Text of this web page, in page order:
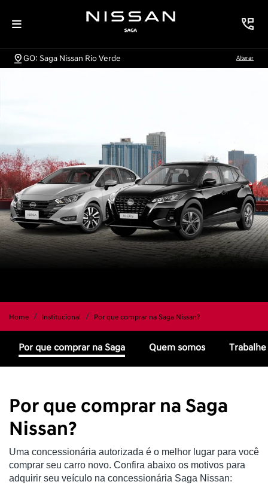
GO: Saga Nissan Rio Verde Alterar
Home Institucional Por que comprar na Saga Nissan?
Quem somos
Por que comprar na Saga
Por que comprar na Saga
Nissan?
Uma concessionária autorizada é o melhor lugar para você
comprar seu carro novo. Confira abaixo os motivos para
adquirir seu veículo na concessionária Saga Nissan: